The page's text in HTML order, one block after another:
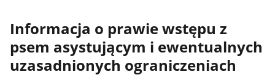
Informacja o prawie wstępu z
psem asystującym i ewentualnych
uzasadnionych ograniczeniach